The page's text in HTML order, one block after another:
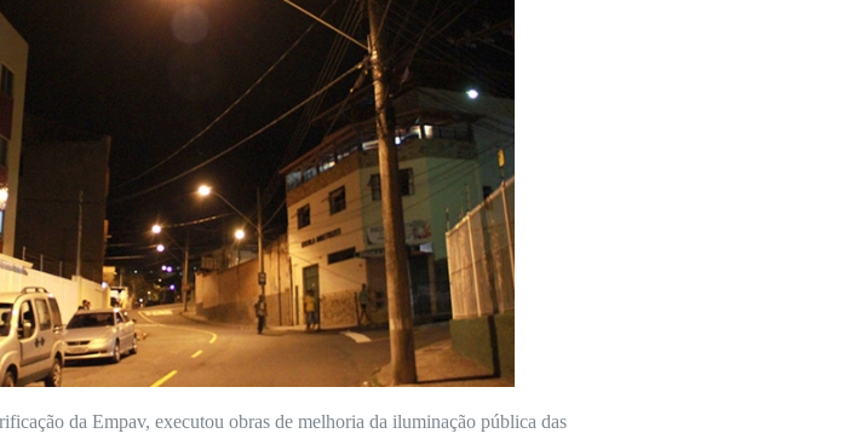
da Empav, executou obras de melhoria da iluminação pública das